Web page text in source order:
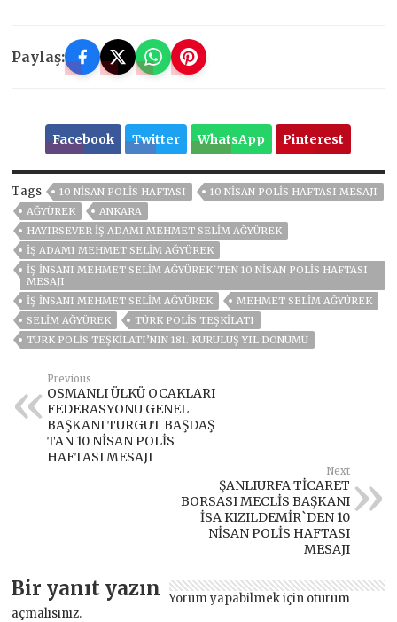
Paylaş:
Facebook Twitter WhatsApp Pinterest
Tags 10 NİSAN POLİS HAFTASI
10 NİSAN POLİS HAFTASI MESAJI
AĞYÜREK
ANKARA
HAYIRSEVER İŞ ADAMI MEHMET SELIM AĞYÜREK
İŞ ADAMI MEHMET SELIM AĞYÜREK
İŞ İNSANI MEHMET SELİM AĞYÜREK`TEN 10 NİSAN POLİS HAFTASI
MESAJI
İŞ İNSANI MEHMET SELIM AĞYÜREK
MEHMET SELIM AĞYÜREK
SELİM AĞYÜREK
TÜRK POLIS TEŞKILATI
TÜRK POLIS TEŞKILATI’NIN 181. KURULUŞ YIL DÖNÜMÜ
Previous
OSMANLI ÜLKÜ OCAKLARI
FEDERASYONU GENEL
BAŞKANI TURGUT BAŞDAŞ
TAN 10 NİSAN POLİS
HAFTASI MESAJI
Next
ŞANLIURFA TİCARET
BORSASI MECLİS BAŞKANI
İSA KIZILDEMİR`DEN 10
NİSAN POLİS HAFTASI
MESAJI
Bir yanıt yazın Yorum yapabilmek için oturum
açmalısınız.